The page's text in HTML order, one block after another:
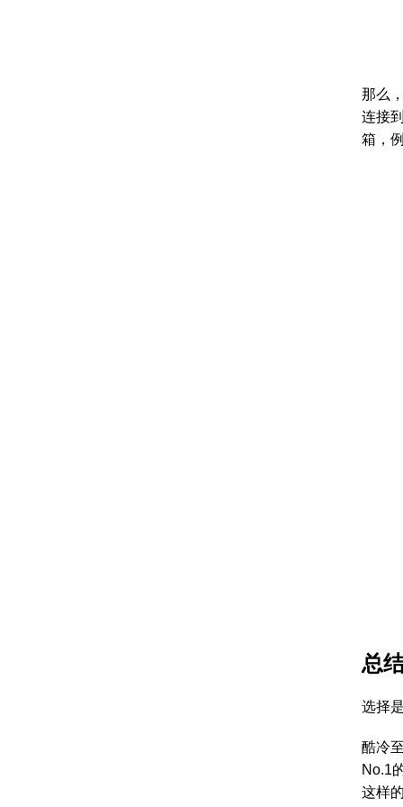
那么
连接
箱，
总
选择
酷冷
No.1
这样